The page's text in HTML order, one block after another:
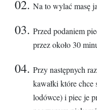
Na to wylać masę
Przed podaniem
przez około 30
Przy następnych
kawałki które chce
lodówce) i piec je